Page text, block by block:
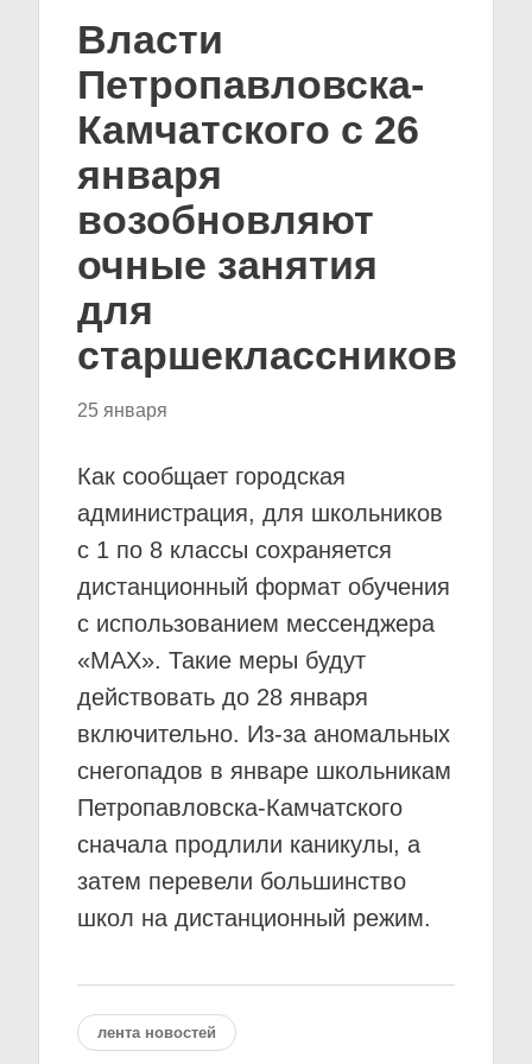
Власти
Петропавловска-
Камчатского с 26
января
возобновляют
очные занятия
для
старшеклассников
25 января
Как сообщает городская
администрация, для школьников
с 1 по 8 классы сохраняется
дистанционный формат обучения
с использованием мессенджера
«MAX». Такие меры будут
действовать до 28 января
включительно. Из-за аномальных
снегопадов в январе школьникам
Петропавловска-Камчатского
сначала продлили каникулы, а
затем перевели большинство
школ на дистанционный режим.
лента новостей